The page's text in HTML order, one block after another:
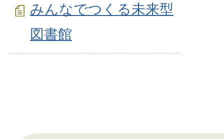
みんなでつくる未来型
図書館